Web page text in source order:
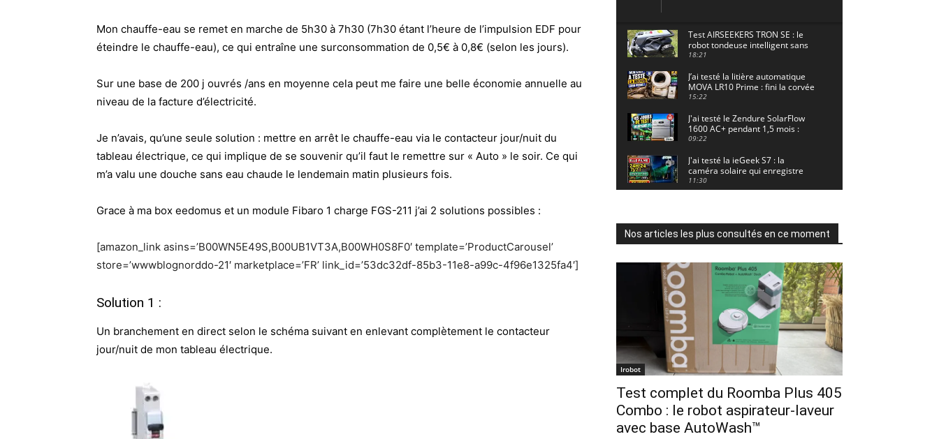
Mon chauffe-eau se remet en marche de 5h30 à 7h30 (7h30 étant l’heure de l’impulsion EDF pour
éteindre le chauffe-eau), ce qui entraîne une surconsommation de 0,5€ à 0,8€ (selon les jours).
Sur une base de 200 j ouvrés /ans en moyenne cela peut me faire une belle économie annuelle au
niveau de la facture d’électricité.
Je n’avais, qu’une seule solution : mettre en arrêt le chauffe-eau via le contacteur jour/nuit du
tableau électrique, ce qui implique de se souvenir qu’il faut le remettre sur « Auto » le soir. Ce qui
m’a valu une douche sans eau chaude le lendemain matin plusieurs fois.
Grace à ma box eedomus et un module Fibaro 1 charge FGS-211 j’ai 2 solutions possibles :
[amazon_link asins=’B00WN5E49S,B00UB1VT3A,B00WH0S8F0′ template=’ProductCarousel’
store=’wwwblognorddo-21′ marketplace=’FR’ link_id=’53dc32df-85b3-11e8-a99c-4f96e1325fa4′]
Solution 1 :
Un branchement en direct selon le schéma suivant en enlevant complètement le contacteur
jour/nuit de mon tableau électrique.
Test AIRSEEKERS TRON SE : le
robot tondeuse intelligent sans
câble pour 1500 m² !
18:21
J’ai testé la litière automatique
MOVA LR10 Prime : fini la corvée
? 🐱
15:22
J'ai testé le Zendure SolarFlow
1600 AC+ pendant 1,5 mois :
voici les résultats ! ☀️🔋
09:22
J'ai testé la ieGeek S7 : la
caméra solaire qui enregistre
24/7 grâce à l'AOV ! ☀️📹
11:30
18/07/2026
02:33
Guirlande Guinguette Solaire
puissance en extérieur ? Test
complet
04:38
Aiper Scuba V3 : le meilleur
robot de piscine sans fil ? Mon
test complet !
UGREEN NASync DXP4800 Pro :
le NAS qui va faire trembler
Synology et QNAP ?! (Test
🏆 Sunseeker S4 : le robot
cartographie votre jardin tout
seul.
09:48
DJI Power 1000 Mini : j'ai testé
cette station d'énergie
compacte… elle m'a bluffé !
11:56
Nos articles les plus consultés en ce moment
Irobot
Test complet du Roomba Plus 405
Combo : le robot aspirateur-laveur
avec base AutoWash™